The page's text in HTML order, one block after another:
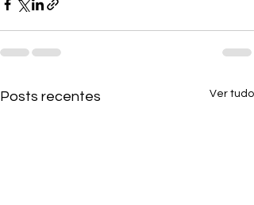
Posts recentes Ver tudo